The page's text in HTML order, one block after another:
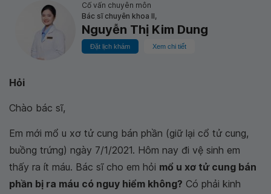
Cố vấn chuyên môn
Bác sĩ chuyên khoa II,
Nguyễn Thị Kim Dung
Đặt lịch khám Xem chi tiết
Hỏi
Chào bác sĩ,
Em mới mổ u xơ tử cung bán phần (giữ lại cổ tử cung,
buồng trứng) ngày 7/1/2021. Hôm nay đi vệ sinh em
thấy ra ít máu. Bác sĩ cho em hỏi mổ u xơ tử cung bán
phần bị ra máu có nguy hiểm không? Có phải kinh